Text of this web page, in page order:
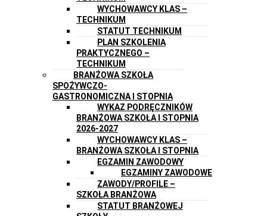
WYCHOWAWCY KLAS –
TECHNIKUM
STATUT TECHNIKUM
PLAN SZKOLENIA
PRAKTYCZNEGO –
TECHNIKUM
BRANŻOWA SZKOŁA
SPOŻYWCZO-
GASTRONOMICZNA I STOPNIA
WYKAZ PODRĘCZNIKÓW
BRANŻOWA SZKOŁA I STOPNIA
2026-2027
WYCHOWAWCY KLAS –
BRANŻOWA SZKOŁA I STOPNIA
EGZAMIN ZAWODOWY
EGZAMINY ZAWODOWE
ZAWODY/PROFILE –
SZKOŁA BRANŻOWA
STATUT BRANŻOWEJ